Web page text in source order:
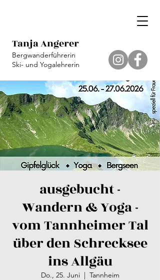
Tanja Angerer
Bergwanderführerin
Ski- und Yogalehrerin
ausgebucht -
Wandern & Yoga -
vom Tannheimer Tal
über den Schrecksee
ins Allgäu
Do., 25. Juni
  |
Tannheim